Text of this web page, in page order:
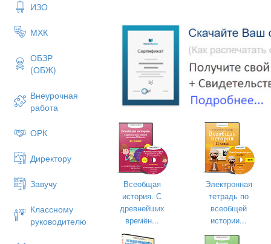
ИЗО
МХК
ОБЗР
(ОБЖ)
Внеурочная
работа
ОРК
Директору
Завучу
Классному
руководителю
Когда произошло первое
Каковы были итоги первого
связей с соседними
в-третьих, церковь
княжеских и боярских вотчин, а
и монастырского
в-четвертых, принятие
проникновению
развитие ремесла: кладка
мозаика были переданы
фресковая живопись возникли
в-пятых, церковь
письменности, появлению
сводов и философских
школы, библиотеки;
в-шестых, христианство
жестоких, варварских
Всеобщая
история. С
древнейших
времён...
Электронная
тетрадь по
всеобщей
истории...